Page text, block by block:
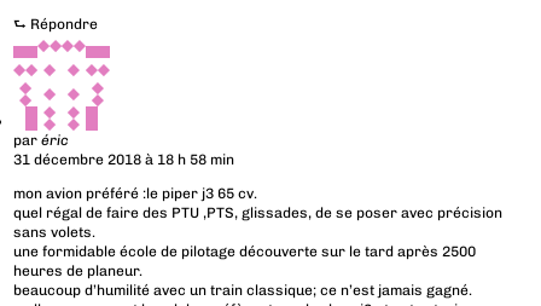
⮑ Répondre
paréric
31 décembre 2018 à 18 h 58 min
mon avion préféré :le piper j3 65 cv.
quel régal de faire des PTU ,PTS, glissades, de se poser avec précision
sans volets.
une formidable école de pilotage découverte sur le tard après 2500
heures de planeur.
beaucoup d’humilité avec un train classique; ce n’est jamais gagné.